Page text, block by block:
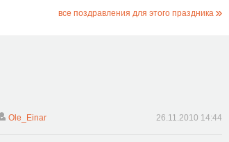
все поздравления для этого праздника
Ole_Einar 26.11.2010 14:44